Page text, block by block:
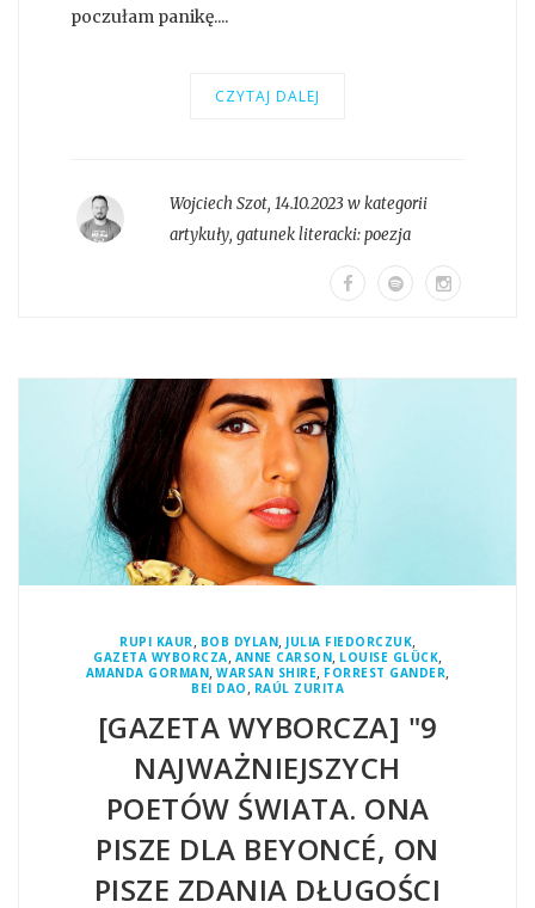
poczułam panikę....
CZYTAJ DALEJ
Wojciech Szot, 14.10.2023 w kategorii
artykuły, gatunek literacki:poezja
RUPI KAUR, BOB DYLAN, JULIA FIEDORCZUK,
GAZETA WYBORCZA, ANNE CARSON, LOUISE GLÜCK,
AMANDA GORMAN,WARSAN SHIRE, FORREST GANDER,
BEI DAO , RAÚL ZURITA
[GAZETA WYBORCZA] "9
NAJWAŻNIEJSZYCH
POETÓW ŚWIATA. ONA
PISZE DLA BEYONCÉ, ON
PISZE ZDANIA DŁUGOŚCI